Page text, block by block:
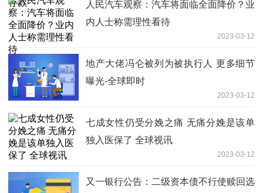
人民汽车观察：汽车将面临全面降价？业
内人士称需理性看待
2023-03-12
地产大佬冯仑被列为被执行人 更多细节
曝光-全球即时
2023-03-12
七成女性仍受分娩之痛 无痛分娩是该单
独入医保了 全球视讯
2023-03-12
又一银行公告：二级资本债不行使赎回选